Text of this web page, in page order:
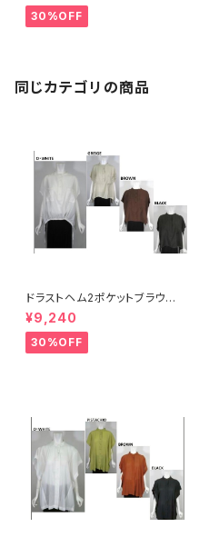
30%OFF
同じカテゴリの商品
ドラストヘム2ポケットブラウ
ス 17896
¥9,240
30%OFF